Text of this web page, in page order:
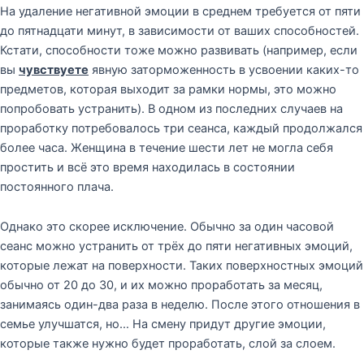
На удаление негативной эмоции в среднем требуется от пяти
до пятнадцати минут, в зависимости от ваших способностей.
Кстати, способности тоже можно развивать (например, если
вы чувствуете явную заторможенность в усвоении каких-то
предметов, которая выходит за рамки нормы, это можно
попробовать устранить). В одном из последних случаев на
проработку потребовалось три сеанса, каждый продолжался
более часа. Женщина в течение шести лет не могла себя
простить и всё это время находилась в состоянии
постоянного плача.
Однако это скорее исключение. Обычно за один часовой
сеанс можно устранить от трёх до пяти негативных эмоций,
которые лежат на поверхности. Таких поверхностных эмоций
обычно от 20 до 30, и их можно проработать за месяц,
занимаясь один-два раза в неделю. После этого отношения в
семье улучшатся, но… На смену придут другие эмоции,
которые также нужно будет проработать, слой за слоем.